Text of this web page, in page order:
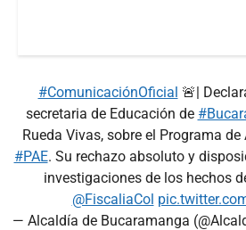
#ComunicaciónOficial 🚨|
secretaria de Educación de
Rueda Vivas, sobre el Programa
#PAE. Su rechazo absoluto y
investigaciones de los hechos
@FiscaliaCol
— Alcaldía de Bucaramanga